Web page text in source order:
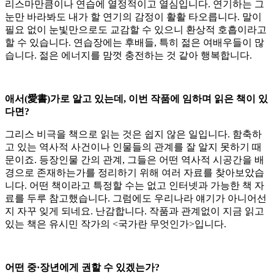
리스마만큼이나 연습에 열정적이고 열심입니다. 연기하는 그
눈만 바라봐도 내가 할 연기의 감정이 활활 타오릅니다. 말이
필요 없이 눈빛만으로도 교감할 수 있으니 환상적 호흡이라고
할 수 있습니다. 연습장에는 후배들, 특히 젊은 여배우들이 많
습니다. 젊은 에너지를 맘껏 충전하는 것 같아 행복합니다.
애서(愛書)가로 알고 있는데, 이번 작품에 임하며 읽은 책이 있
다면?
그리스 비극을 책으로 읽는 것은 쉽지 않은 일입니다. 함축하
고 있는 역사적 사건이나 인물들의 관계를 잘 알지 못하기 때
문이죠. 등장인물 간의 관계, 그들은 어떤 역사적 시공간을 배
경으로 존재하는가를 정리하기 위해 여러 자료를 찾아보았습
니다. 어떤 책이라고 특정할 수는 없고 인터넷과 가능한 책 자
료를 두루 참고했습니다. 그럼에도 우리나라 얘기가 아니어선
지 자꾸 잊게 되네요. 난감합니다. 작품과 관계없이 지금 읽고
있는 책은 유시민 작가의 <국가란 무엇인가>입니다.
어떤 중·장년에게 권할 수 있겠는가?